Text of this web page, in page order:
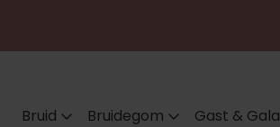
Bruid Bruidegom Gast & Gala